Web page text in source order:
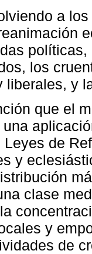
a
los
liberales, y
que el
Leyes de
y
clase
y
de